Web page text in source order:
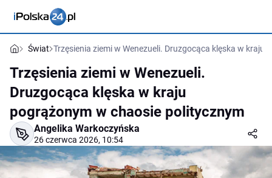
Świat Trzęsienia ziemi w Wenezueli. Druzgocąca klęska w
Trzęsienia ziemi w Wenezueli.
Druzgocąca klęska w kraju
pogrążonym w chaosie politycznym
Angelika Warkoczyńska
26 czerwca 2026, 10:54